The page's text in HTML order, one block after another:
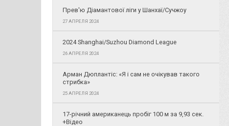
Прев'ю Діамантової ліги у Шанхаї/Сучжоу
27 АПРЕЛЯ 2024
2024 Shanghai/Suzhou Diamond League
26 АПРЕЛЯ 2024
Арман Дюплантіс: «Я і сам не очікував такого
стрибка»
25 АПРЕЛЯ 2024
17-річний американець пробіг 100 м за 9,93 сек.
+Відео